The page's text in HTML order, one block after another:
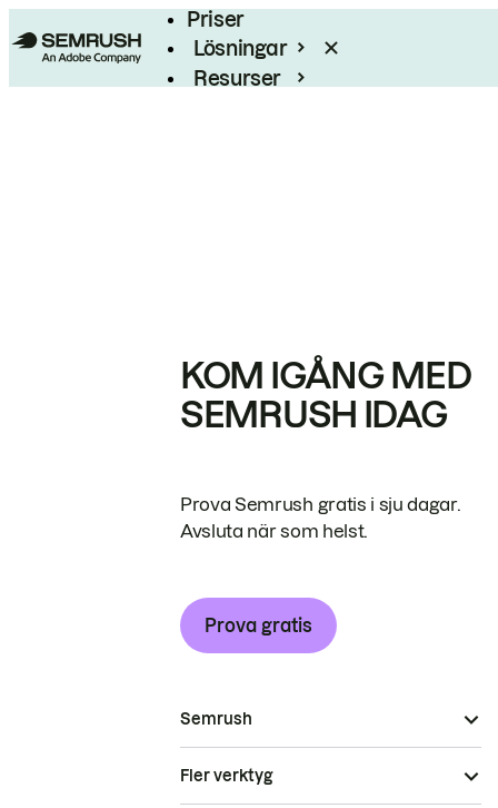
Priser
Lösningar
Resurser
KOM IGÅNG MED
SEMRUSH IDAG
Prova Semrush gratis i sju dagar.
Avsluta när som helst.
Prova gratis
Semrush
Fler verktyg